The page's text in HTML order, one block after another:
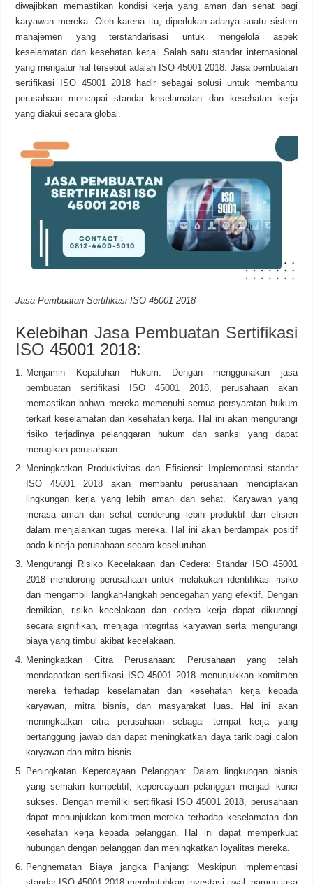
diwajibkan memastikan kondisi kerja yang aman dan sehat bagi
karyawan mereka. Oleh karena itu, diperlukan adanya suatu sistem
manajemen yang terstandarisasi untuk mengelola aspek
keselamatan dan kesehatan kerja. Salah satu standar internasional
yang mengatur hal tersebut adalah ISO 45001 2018. Jasa pembuatan
sertifikasi ISO 45001 2018 hadir sebagai solusi untuk membantu
perusahaan mencapai standar keselamatan dan kesehatan kerja
yang diakui secara global.
Jasa Pembuatan Sertifikasi ISO 45001 2018
Kelebihan Jasa Pembuatan Sertifikasi
ISO 45001 2018:
Menjamin Kepatuhan Hukum: Dengan menggunakan jasa
pembuatan sertifikasi ISO 45001
2018, perusahaan akan
memastikan bahwa mereka memenuhi semua persyaratan hukum
terkait keselamatan dan kesehatan kerja. Hal ini akan mengurangi
risiko terjadinya pelanggaran hukum dan sanksi yang dapat
merugikan perusahaan.
Meningkatkan Produktivitas dan Efisiensi: Implementasi standar
ISO 45001 2018 akan membantu perusahaan menciptakan
lingkungan kerja yang lebih aman dan sehat. Karyawan yang
merasa aman dan sehat cenderung lebih produktif dan efisien
dalam menjalankan tugas mereka. Hal ini akan berdampak positif
pada kinerja perusahaan secara keseluruhan.
Mengurangi Risiko Kecelakaan dan Cedera: Standar ISO 45001
2018 mendorong perusahaan untuk melakukan identifikasi risiko
dan mengambil langkah-langkah pencegahan yang efektif. Dengan
demikian, risiko kecelakaan dan cedera kerja dapat dikurangi
secara signifikan, menjaga integritas karyawan serta mengurangi
biaya yang timbul akibat kecelakaan.
Meningkatkan Citra Perusahaan: Perusahaan yang telah
mendapatkan sertifikasi ISO 45001 2018 menunjukkan komitmen
mereka terhadap keselamatan dan kesehatan kerja kepada
karyawan, mitra bisnis, dan masyarakat luas. Hal ini akan
meningkatkan citra perusahaan sebagai tempat kerja yang
bertanggung jawab dan dapat meningkatkan daya tarik bagi calon
karyawan dan mitra bisnis.
Peningkatan Kepercayaan Pelanggan: Dalam lingkungan bisnis
yang semakin kompetitif, kepercayaan pelanggan menjadi kunci
sukses. Dengan memiliki sertifikasi ISO 45001 2018, perusahaan
dapat menunjukkan komitmen mereka terhadap keselamatan dan
kesehatan kerja kepada pelanggan. Hal ini dapat memperkuat
hubungan dengan pelanggan dan meningkatkan loyalitas mereka.
Penghematan Biaya jangka Panjang: Meskipun implementasi